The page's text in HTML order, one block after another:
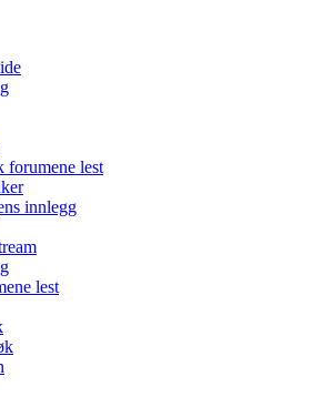
forumene lest
innlegg
lest